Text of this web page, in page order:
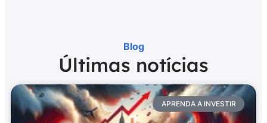
Blog
Últimas notícias
APRENDA A INVESTIR